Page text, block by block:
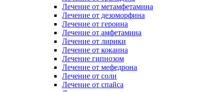
Лечение от метамфетамина
Лечение от дезоморфина
Лечение от героина
Лечение от амфетамина
Лечение от лирики
Лечение от кокаина
Лечение гипнозом
Лечение от мефедрона
Лечение от соли
Лечение от спайса